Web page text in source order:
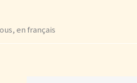
en français